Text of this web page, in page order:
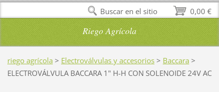
Riego Agrícola
riego agrícola > Electroválvulas y accesorios > Baccara >
ELECTROVÁLVULA BACCARA 1" H-H CON SOLENOIDE 24V AC
0,00 €
Buscar en el sitio